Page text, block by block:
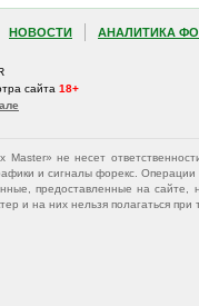
НОВОСТИ АНАЛИТИКА
сайта 18+
Master» не несет
и сигналы форекс.
предоставленные на
и на них нельзя полагаться при